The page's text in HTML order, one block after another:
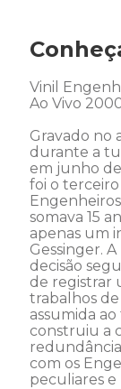
Vinil
Ao Vivo
Gravado no
durante a
em junho
foi o
somava 15
apenas um
Gessinger. A
decisão
de registrar
trabalhos
assumida
construiu a
com os
peculiares e